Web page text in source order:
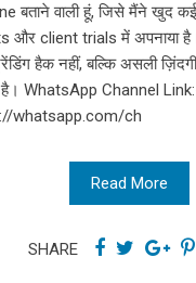
बताने वाली हूं, जिसे मैंने खुद
और client trials में अपनाया
हैक नहीं, बल्कि असली
है। WhatsApp Channel
whatsapp.com/ch
Read More
SHARE